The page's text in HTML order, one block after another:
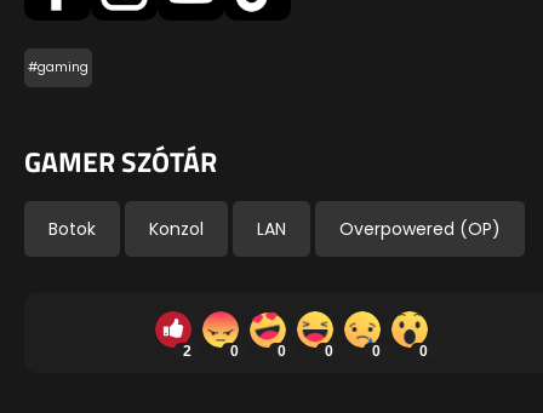
#gaming
GAMER SZÓTÁR
Botok Konzol LAN Overpowered (OP)
2 0 0 0 0 0